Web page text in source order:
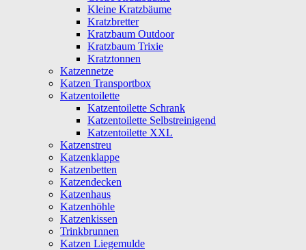
Kleine Kratzbäume
Kratzbretter
Kratzbaum Outdoor
Kratzbaum Trixie
Kratztonnen
Katzennetze
Katzen Transportbox
Katzentoilette
Katzentoilette Schrank
Katzentoilette Selbstreinigend
Katzentoilette XXL
Katzenstreu
Katzenklappe
Katzenbetten
Katzendecken
Katzenhaus
Katzenhöhle
Katzenkissen
Trinkbrunnen
Katzen Liegemulde